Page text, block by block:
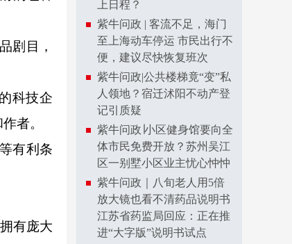
剧目，
科技企
者。
有利条
有庞大
上日程？
紫牛问政 | 客流不足，海门
至上海动车停运 市民出行不
便，建议尽快恢复班次
紫牛问政|公共楼梯竟“变”私
人领地？宿迁沭阳不动产登
记引质疑
紫牛问政∣小区健身馆要向全
体市民免费开放？苏州吴江
区一别墅小区业主忧心忡忡
紫牛问政｜八旬老人用5倍
放大镜也看不清药品说明书
江苏省药监局回应：正在推
进“大字版”说明书试点